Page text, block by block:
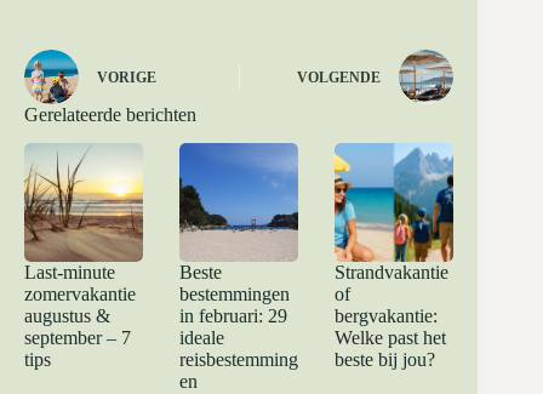
VORIGE VOLGENDE
Gerelateerde berichten
Last-minute
zomervakantie
augustus &
september – 7
tips
Beste
bestemmingen
in februari: 29
ideale
reisbestemming
en
Strandvakantie
of
bergvakantie:
Welke past het
beste bij jou?